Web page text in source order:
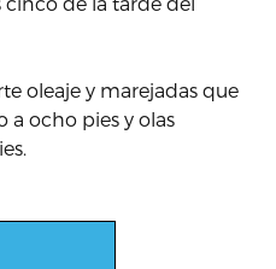
oleaje y marejadas que
a ocho pies y olas